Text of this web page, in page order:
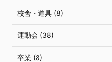
校舎・道具 (8)
運動会 (38)
卒業 (8)